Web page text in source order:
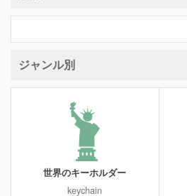
ジャンル別
世界のキーホルダー
keychain